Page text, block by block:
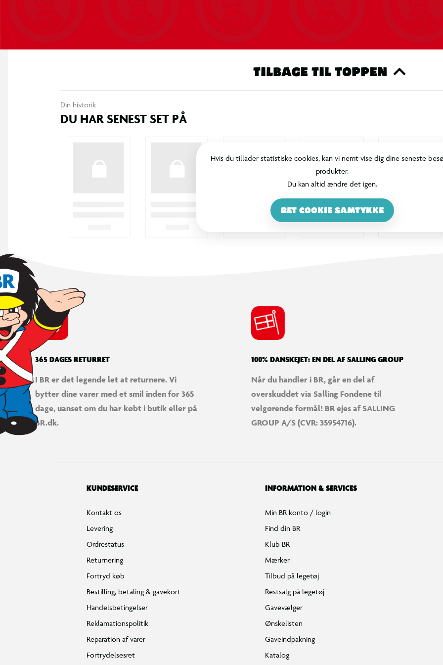
TILBAGE TIL TOPPEN
Din historik
DU HAR SENEST SET PÅ
Hvis du tillader statistiske cookies, kan vi nemt vise dig dine seneste
produkter.
Du kan altid ændre det igen.
RET COOKIE SAMTYKKE
365 DAGES RETURRET
I BR er det legende let at returnere. Vi
bytter dine varer med et smil inden for 365
dage, uanset om du har købt i butik eller på
BR.dk.
100% DANSKEJET: EN DEL AF SALLING GROUP
Når du handler i BR, går en del af
overskuddet via Salling Fondene til
velgørende formål! BR ejes af SALLING
GROUP A/S (CVR: 35954716).
KUNDESERVICE
Kontakt os
Levering
Ordrestatus
Returnering
Fortryd køb
Bestilling, betaling & gavekort
Handelsbetingelser
Reklamationspolitik
Reparation af varer
Fortrydelsesret
INFORMATION & SERVICES
Min BR konto / login
Find din BR
Klub BR
Mærker
Tilbud på legetøj
Restsalg på legetøj
Gavevælger
Ønskelisten
Gaveindpakning
Katalog